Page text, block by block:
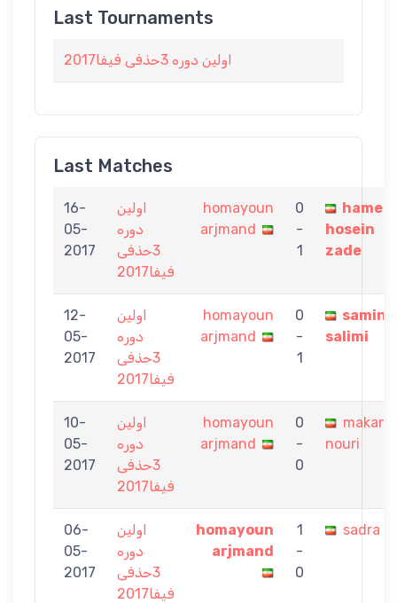
Last Tournaments
اولین دوره 3حذفی فیفا2017
Last Matches
16-
05-
2017
اولین
دوره
3حذفی
فیفا2017
homayoun
arjmand
0
-
1
hamed
hosein
zade
12-
05-
2017
اولین
دوره
3حذفی
فیفا2017
homayoun
arjmand
0
-
1
samin
salimi
10-
05-
2017
اولین
دوره
3حذفی
فیفا2017
homayoun
arjmand
0
-
0
makan
nouri
06-
05-
2017
اولین
دوره
3حذفی
فیفا2017
homayoun
arjmand
1
-
0
sadra